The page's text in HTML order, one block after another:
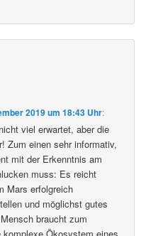
2019 um 18:43 Uhr:
viel erwartet, aber die
Zum einen sehr informativ,
mit der Erkenntnis am
muss: Es reicht
Mars erfolgreich
und möglichst gutes
braucht zum